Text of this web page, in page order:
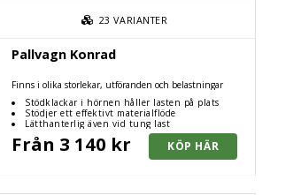
23VARIANTER
Pallvagn Konrad
Finns i olika storlekar, utföranden och belastningar
Stödklackar i hörnen håller lasten på plats
Stödjer ett effektivt materialflöde
Lätthanterlig även vid tung last
Från 3 140 kr